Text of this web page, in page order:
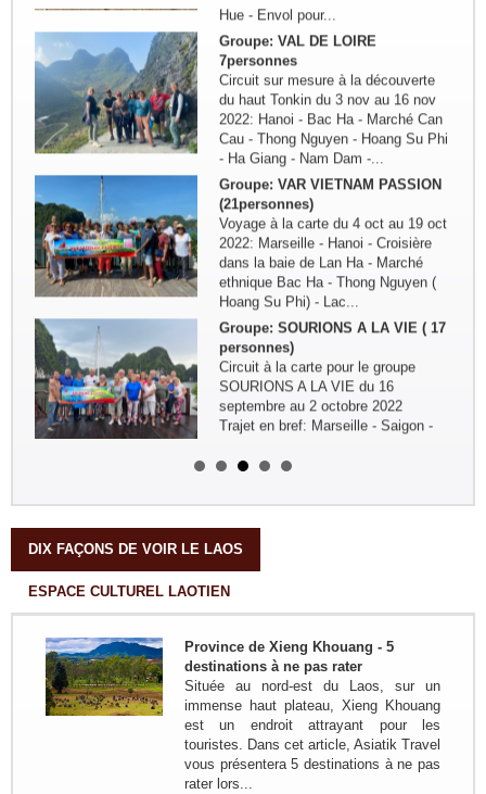
Mlle Liane TRÂN
" "Voir, entendre, aimer. La vie est un cadeau dont je défais les
Je vous ferai découvrir mon Indochine en ses petits recoins
surprenants, à son charme irrésistible et au rythme de balade
intimiste. Laissez – vous séduire par ce bout de l’Asie encore
sauvage, paisible, accueillant et chaleureux.
Groupe: VAL DE LOIRE
7personnes
Circuit sur mesure à la découverte
du haut Tonkin du 3 nov au 16 nov
2022: Hanoi - Bac Ha - Marché Can
Cau - Thong Nguyen - Hoang Su Phi
- Ha Giang - Nam Dam -...
Groupe: VAR VIETNAM PASSION
(21personnes)
Voyage à la carte du 4 oct au 19 oct
2022: Marseille - Hanoi - Croisière
dans la baie de Lan Ha - Marché
ethnique Bac Ha - Thong Nguyen (
Hoang Su Phi) - Lac...
Groupe: SOURIONS A LA VIE ( 17
personnes)
Circuit à la carte pour le groupe
SOURIONS A LA VIE du 16
septembre au 2 octobre 2022
Trajet en bref: Marseille - Saigon -
Delta du Mekong - Can Tho - Hoi...
Kermorvant
voyage inoubliable du Sud au Nord
du Vietnam en Juillet 2024.
Groupe : Mr Loric CURE et ses
amis
Circuit personnalisé 20 jours/19 nuits
du Sud au Nord : Saigon - Delta du
Mékong - Can Tho - Saigon - Envol
pour HoiAn - Danang - Ba Na Hill -
Hue - Envol pour...
Groupe: VAL DE LOIRE
7personnes
Circuit sur mesure à la découverte
DIX FAÇONS DE VOIR LE LAOS
ESPACE CULTUREL LAOTIEN
Province de Xieng Khouang - 5
destinations à ne pas rater
Située au nord-est du Laos, sur un
immense haut plateau, Xieng Khouang
est un endroit attrayant pour les
touristes. Dans cet article, Asiatik Travel
vous présentera 5 destinations à ne pas
rater lors...